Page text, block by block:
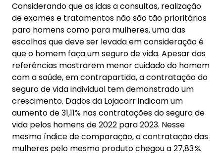
Considerando que as idas a consultas, realização
de exames e tratamentos não são tão prioritários
para homens como para mulheres, uma das
escolhas que deve ser levada em consideração é
que o homem faça um seguro de vida. Apesar das
referências mostrarem menor cuidado do homem
com a saúde, em contrapartida, a contratação do
seguro de vida individual tem demonstrado um
crescimento. Dados da Lojacorr indicam um
aumento de 31,11% nas contratações do seguro de
vida pelos homens de 2022 para 2023. Nesse
mesmo índice de comparação, a contratação das
mulheres pelo mesmo produto chegou a 27,83%.